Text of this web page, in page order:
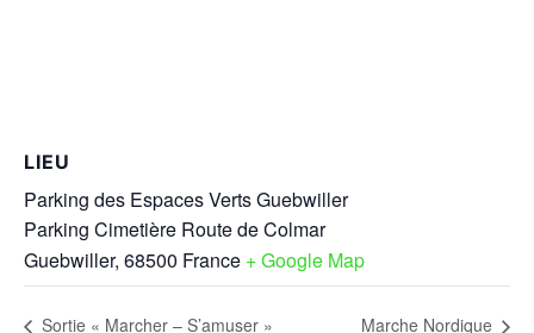
LIEU
Parking des Espaces Verts Guebwiller
Parking Cimetière Route de Colmar
Guebwiller, 68500 France + Google Map
Sortie « Marcher – S’amuser » Marche Nordique